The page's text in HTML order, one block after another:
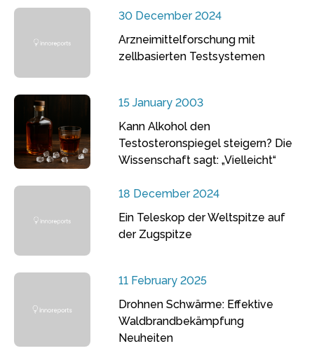
30 December 2024
Arzneimittelforschung mit
zellbasierten Testsystemen
15 January 2003
Kann Alkohol den
Testosteronspiegel steigern? Die
Wissenschaft sagt: „Vielleicht“
18 December 2024
Ein Teleskop der Weltspitze auf
der Zugspitze
11 February 2025
Drohnen Schwärme: Effektive
Waldbrandbekämpfung
Neuheiten